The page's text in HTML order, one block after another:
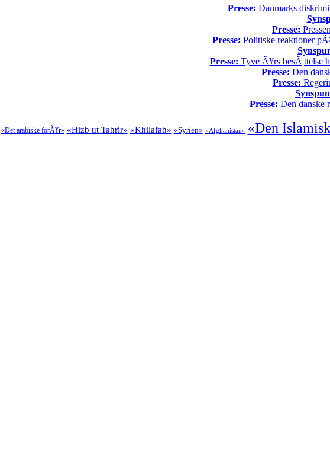
Presse: Danmarks
Presse:
Presse: Politiske reaktioner
Presse: Tyve Ã¥rs besÃ¦ttelse
Presse: Den
Presse:
Presse: Den danske
«Det arabiske forÃ¥r» «Hizb ut Tahrir» «Khilafah» «Syrien» «Afghanistan» «Den